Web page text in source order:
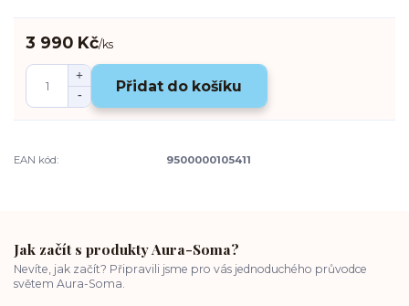
3 990 Kč/ks
Přidat do košíku
EAN kód: 9500000105411
Jak začít s produkty Aura-Soma?
Nevíte, jak začít? Připravili jsme pro vás jednoduchého průvodce
světem Aura-Soma.